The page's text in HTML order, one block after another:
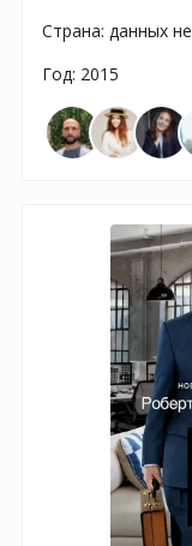
Страна: данных
Год: 2015